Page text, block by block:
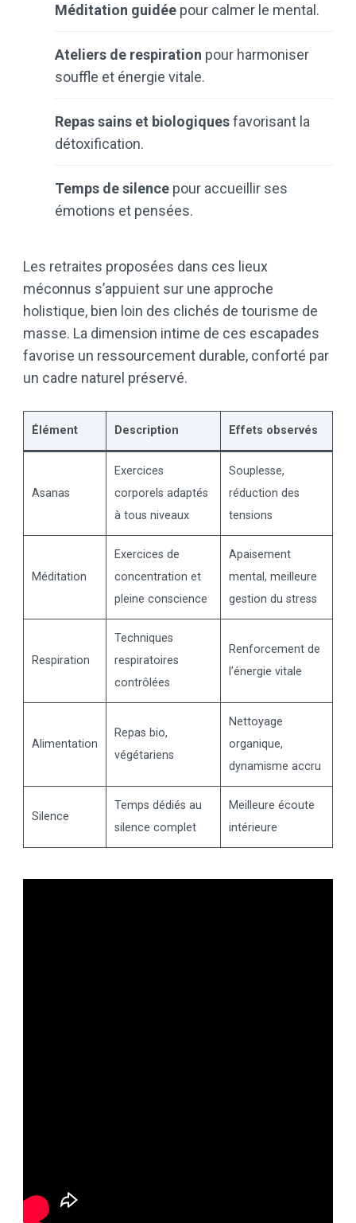
Méditation guidée pour calmer le mental.
Ateliers de respiration pour harmoniser
souffle et énergie vitale.
Repas sains et biologiquesfavorisant la
détoxification.
Temps de silence pour accueillir ses
émotions et pensées.
Les retraites proposées dans ces lieux
méconnus s’appuient sur une approche
holistique, bien loin des clichés de tourisme de
masse. La dimension intime de ces escapades
favorise un ressourcement durable, conforté par
un cadre naturel préservé.
Élément Description Effets observés
Asanas
Exercices
corporels adaptés
à tous niveaux
Souplesse,
réduction des
tensions
Méditation
Exercices de
concentration et
pleine conscience
Apaisement
mental, meilleure
gestion du stress
Respiration
Techniques
respiratoires
contrôlées
Renforcement de
l’énergie vitale
Alimentation
Repas bio,
végétariens
Nettoyage
organique,
dynamisme accru
Silence
Temps dédiés au
silence complet
Meilleure écoute
intérieure